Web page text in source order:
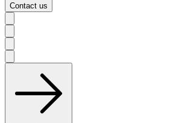
Contact us